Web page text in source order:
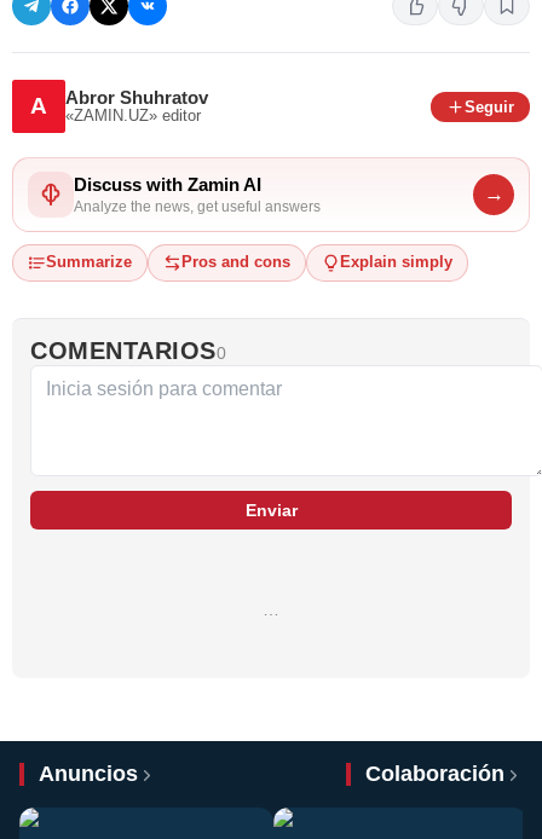
A Abror Shuhratov
«ZAMIN.UZ» editor
Seguir
Discuss with Zamin AI
Analyze the news, get useful answers
→
Summarize Pros and cons Explain simply
COMENTARIOS0
Enviar
…
Anuncios Colaboración